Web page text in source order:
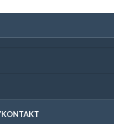
KONTAKT